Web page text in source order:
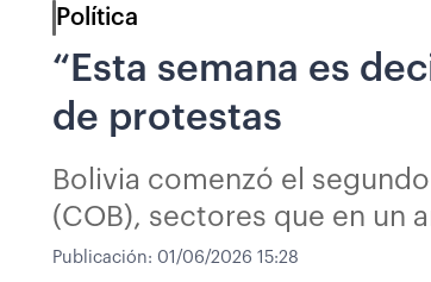
Política
“Esta semana es
de protestas
Bolivia comenzó el
(COB), sectores que en un
Publicación: 01/06/2026 15:28